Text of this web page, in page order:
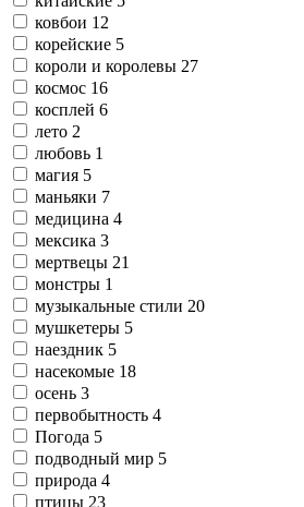
ковбои 12
корейские 5
короли и королевы 27
космос 16
косплей 6
лето 2
любовь 1
магия 5
маньяки 7
медицина 4
мексика 3
мертвецы 21
монстры 1
музыкальные стили 20
мушкетеры 5
наездник 5
насекомые 18
осень 3
первобытность 4
Погода 5
подводный мир 5
природа 4
птицы 23